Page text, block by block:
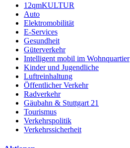
12qmKULTUR
Auto
Elektromobilität
E-Services
Gesundheit
Güterverkehr
Intelligent mobil im Wohnquartier
Kinder und Jugendliche
Luftreinhaltung
Öffentlicher Verkehr
Radverkehr
Gäubahn & Stuttgart 21
Tourismus
Verkehrspolitik
Verkehrssicherheit